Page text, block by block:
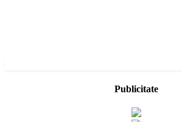
Publicitate